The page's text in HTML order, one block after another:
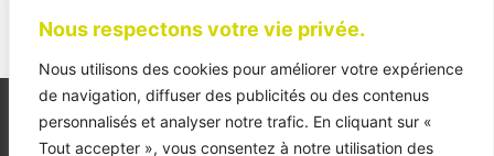
Nous respectons votre vie privée.
Nous utilisons des cookies pour améliorer votre expérience
de navigation, diffuser des publicités ou des contenus
personnalisés et analyser notre trafic. En cliquant sur «
Tout accepter », vous consentez à notre utilisation des